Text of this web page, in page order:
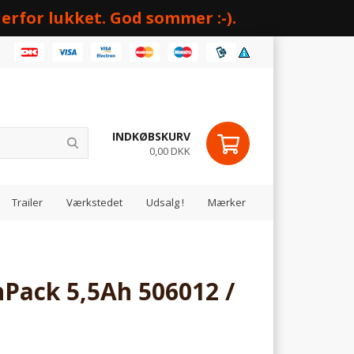
lukket. God sommer :-).
INDKØBSKURV
0,00 DKK
Trailer Værkstedet Udsalg ! Mærker
5,5Ah 506012 /